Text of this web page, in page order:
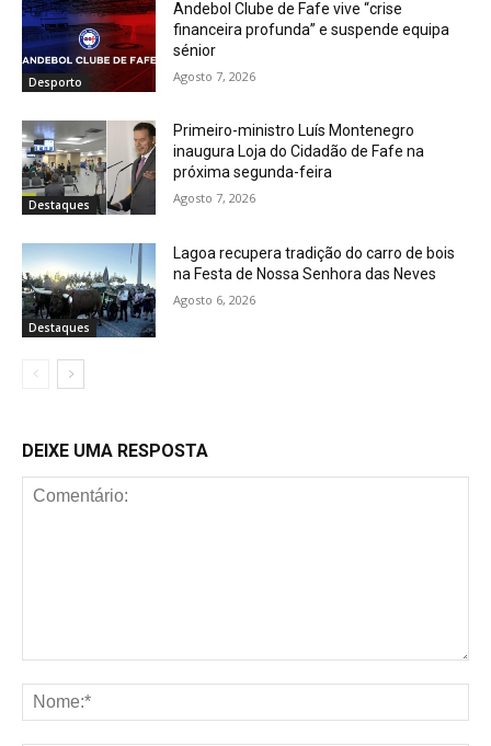
Desporto
Andebol Clube de Fafe vive “crise
financeira profunda” e suspende equipa
sénior
Agosto 7, 2026
Destaques
Primeiro-ministro Luís Montenegro
inaugura Loja do Cidadão de Fafe na
próxima segunda-feira
Agosto 7, 2026
Destaques
Lagoa recupera tradição do carro de bois
na Festa de Nossa Senhora das Neves
Agosto 6, 2026
DEIXE UMA RESPOSTA